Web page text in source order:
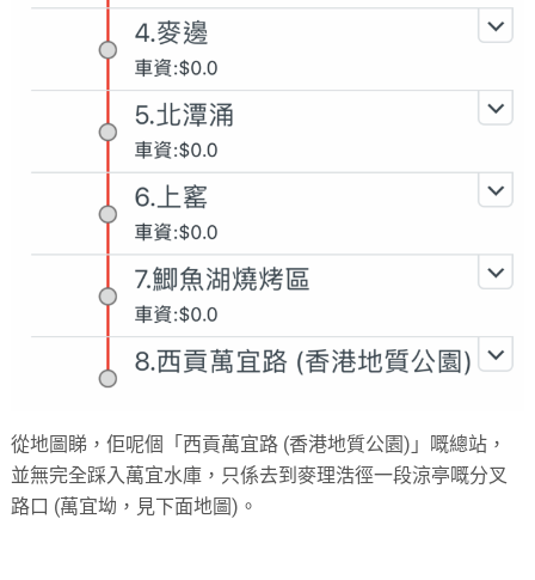
從地圖睇，佢呢個「西貢萬宜路 (香港地質公園)」嘅總站，
並無完全踩入萬宜水庫，只係去到麥理浩徑一段涼亭嘅分叉
路口 (萬宜坳，見下面地圖)。